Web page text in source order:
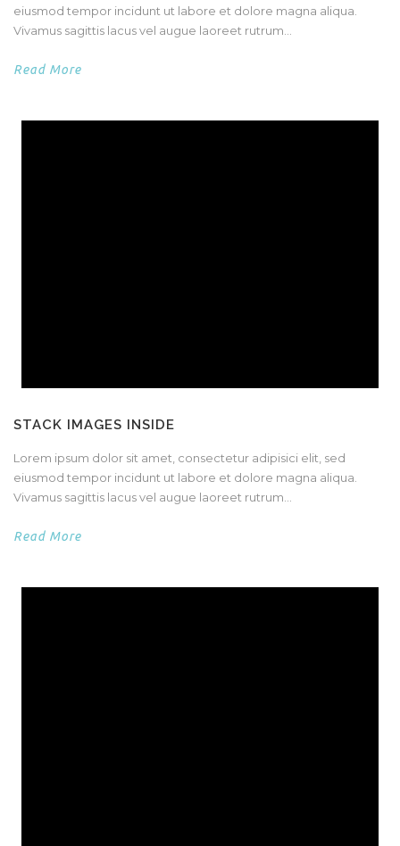
eiusmod tempor incidunt ut labore et dolore magna aliqua.
Vivamus sagittis lacus vel augue laoreet rutrum...
Read More
STACK IMAGES INSIDE
Lorem ipsum dolor sit amet, consectetur adipisici elit, sed
eiusmod tempor incidunt ut labore et dolore magna aliqua.
Vivamus sagittis lacus vel augue laoreet rutrum...
Read More